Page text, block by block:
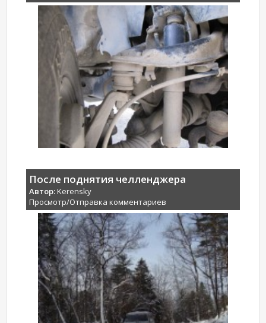
После поднятия челленджера
Автор:Kerensky
Просмотр/Отправка комментариев